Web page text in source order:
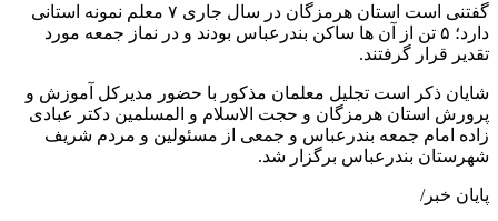
گفتنی است استان هرمزگان در سال جاری ۷ معلم نمونه استانی
دارد؛ ۵ تن از آن ها ساکن بندرعباس بودند و در نماز جمعه مورد
تقدیر قرار گرفتند.
شایان ذکر است تجلیل معلمان مذکور با حضور مدیرکل آموزش و
پرورش استان هرمزگان و حجت الاسلام و المسلمین دکتر عبادی
زاده امام جمعه بندرعباس و جمعی از مسئولین و مردم شریف
شهرستان بندرعباس برگزار شد.
پایان خبر/